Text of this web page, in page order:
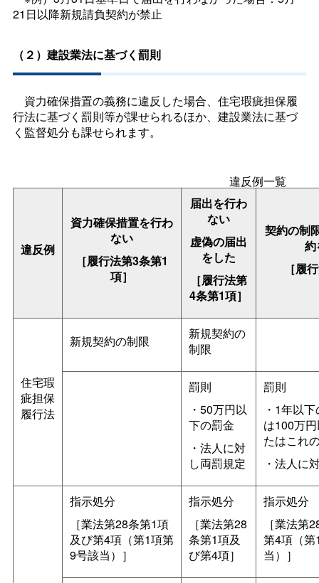
21日以降新規請負契約が禁止
（２）建設業法に基づく罰則
資力確保措置の義務に違反した場合、住宅瑕疵担保履
行法に基づく罰則等が課せられるほか、建設業法に基づ
く監督処分も課せられます。
違反例一覧
違反例
資力確保措置を行わ
ない
［履行法第3条第1
項］
届出を行わ
ない
虚偽の届出
をした
［履行法第
4条第1項］
契約の制
約
［履
住宅瑕
疵担保
履行法
新規契約の制限
新規契約の
制限
罰則
・50万円以
下の罰金
・法人に対
し両罰規定
罰則
・1年以
は100万
たはこれ
・法人に
指示処分
［業法第28条第1項
及び第4項（第1項第
9号該当）］
指示処分
［業法第28
条第1項及
び第4項］
指示処分
［業法第
第4項（
当）］